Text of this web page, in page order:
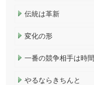
伝統は革新
変化の形
一番の競争相手は時間
やるならきちんと